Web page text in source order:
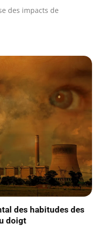
des impacts de
des habitudes des
doigt